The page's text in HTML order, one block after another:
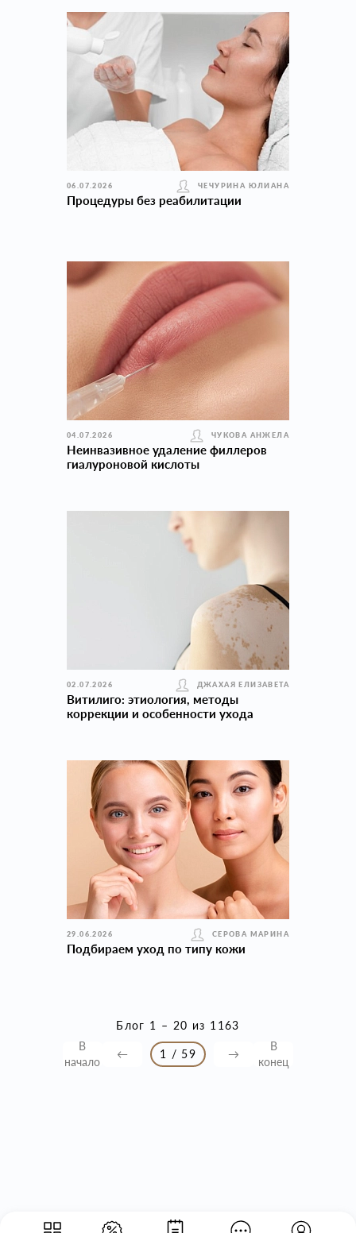
06.07.2026 ЧЕЧУРИНА ЮЛИАНА
Процедуры без реабилитации
04.07.2026 ЧУКОВА АНЖЕЛА
Неинвазивное удаление филлеров
гиалуроновой кислоты
02.07.2026 ДЖАХАЯ ЕЛИЗАВЕТА
Витилиго: этиология, методы
коррекции и особенности ухода
29.06.2026 СЕРОВА МАРИНА
Подбираем уход по типу кожи
Блог 1 – 20 из 1163
В
начало
← 1 / 59 →
В
конец